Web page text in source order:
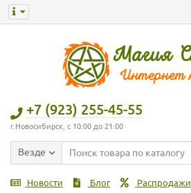
+7 (923) 255-45-55
г.Новосибирск, с 10:00 до 21:00
Везде
Новости Блог Распродажи